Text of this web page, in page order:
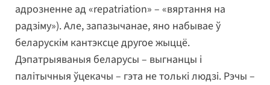
адрозненне ад «repatriation» – «вяртання на
радзіму»). Але, запазычанае, яно набывае ў
беларускім кантэксце другое жыццё.
Дэпатрыяваныя беларусы – выгнанцы і
палітычныя ўцекачы – гэта не толькі людзі. Рэчы –